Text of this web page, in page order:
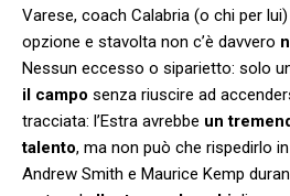
Varese, coach Calabria (o chi per
opzione e stavolta non c’è davvero
Nessun eccesso o siparietto: solo
il campo senza riuscire ad
tracciata: l’Estra avrebbe un
talento, ma non può che rispedirlo
Andrew Smith e Maurice Kemp